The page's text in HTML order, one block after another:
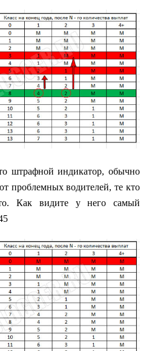
штрафной индикатор, обычно
проблемных водителей, те кто
Как видите у него самый